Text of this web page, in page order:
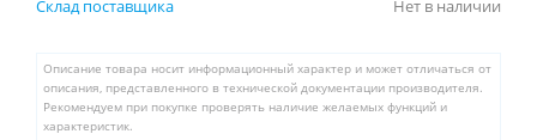
Склад поставщика Нет в наличии
Описание товара носит информационный характер и может отличаться от
описания, представленного в технической документации производителя.
Рекомендуем при покупке проверять наличие желаемых функций и
характеристик.